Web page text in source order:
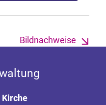
Bildnachweise
Kirche